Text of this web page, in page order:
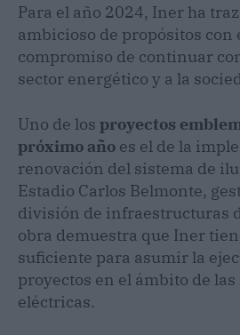
Para el año 2024, Iner ha
ambicioso de propósitos con
compromiso de continuar
sector energético y a la
Uno de los proyectos
próximo año es el de la
renovación del sistema de
Estadio Carlos Belmonte,
división de infraestructuras
obra demuestra que Iner
suficiente para asumir la
proyectos en el ámbito de
eléctricas.